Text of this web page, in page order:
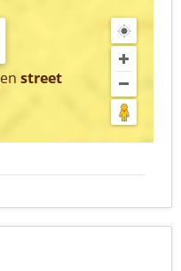
en street